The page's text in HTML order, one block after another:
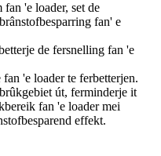
'e loader, set de
fan' e
de fersnelling fan 'e
'e loader te ferbetterjen.
út, ferminderje it
fan 'e loader mei
effekt.